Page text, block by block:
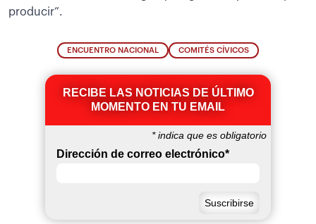
producir”.
ENCUENTRO NACIONAL COMITÉS CÍVICOS
RECIBE LAS NOTICIAS DE ÚLTIMO
MOMENTO EN TU EMAIL
*indica que es obligatorio
Dirección de correo electrónico*